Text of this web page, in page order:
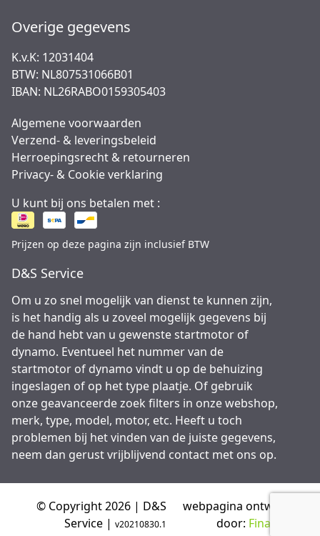
Overige gegevens
K.v.K: 12031404
BTW: NL807531066B01
IBAN: NL26RABO0159305403
Algemene voorwaarden
Verzend- & leveringsbeleid
Herroepingsrecht & retourneren
Privacy- & Cookie verklaring
U kunt bij ons betalen met :
Prijzen op deze pagina zijn inclusief BTW
D&S Service
Om u zo snel mogelijk van dienst te kunnen zijn,
is het handig als u zoveel mogelijk gegevens bij
de hand hebt van u gewenste startmotor of
dynamo. Eventueel het nummer van de
startmotor of dynamo vindt u op de behuizing
ingeslagen of op het type plaatje. Of gebruik
onze geavanceerde zoek filters in onze webshop,
merk, type, model, motor, etc. Heeft u toch
problemen bij het vinden van de juiste gegevens,
neem dan gerust vrijblijvend contact met ons op.
© Copyright 2026 | D&S
Service |v20210830.1
webpagina ontwikkeld
door: Final Bytes